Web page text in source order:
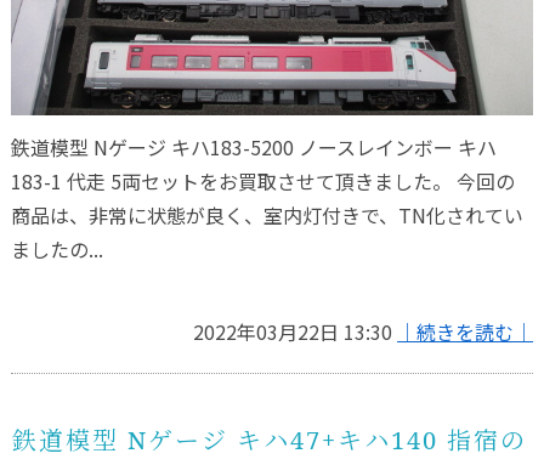
鉄道模型 Nゲージ キハ183-5200 ノースレインボー キハ
183-1 代走 5両セットをお買取させて頂きました。 今回の
商品は、非常に状態が良く、室内灯付きで、TN化されてい
ましたの...
2022年03月22日 13:30 ｜続きを読む｜
鉄道模型 Nゲージ キハ47+キハ140 指宿の